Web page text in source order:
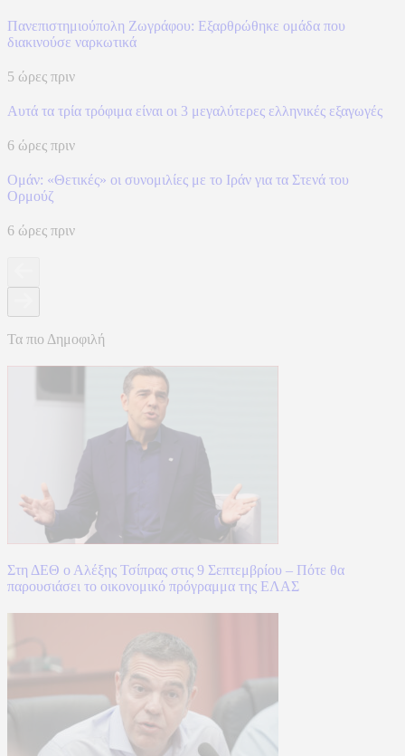
Πανεπιστημιούπολη Ζωγράφου: Εξαρθρώθηκε ομάδα που
διακινούσε ναρκωτικά
5 ώρες πριν
Αυτά τα τρία τρόφιμα είναι οι 3 μεγαλύτερες ελληνικές εξαγωγές
6 ώρες πριν
Ομάν: «Θετικές» οι συνομιλίες με το Ιράν για τα Στενά του
Ορμούζ
6 ώρες πριν
Τα πιο Δημοφιλή
Στη ΔΕΘ ο Αλέξης Τσίπρας στις 9 Σεπτεμβρίου – Πότε θα
παρουσιάσει το οικονομικό πρόγραμμα της ΕΛΑΣ